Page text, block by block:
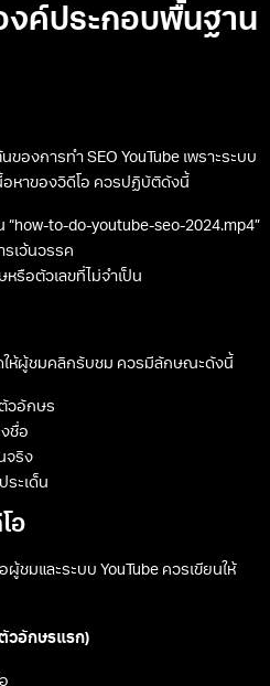
งค์ประกอบพื้นฐาน
องการทำ SEO YouTube เพราะระบบ
อหาของวิดีโอ ควรปฏิบัติดังนี้
“how-to-do-youtube-seo-2024.mp4”
รเว้นวรรค
หรือตัวเลขที่ไม่จำเป็น
ห้ผู้ชมคลิกรับชม ควรมีลักษณะดังนี้
วอักษร
ชื่อ
จริง
ระเด็น
อ
มและระบบ YouTube ควรเขียนให้
วอักษรแรก)